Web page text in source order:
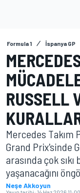
Formula 1 İspanya GP
RUSSELL
Mercedes Takım
Grand Prix'sinde
arasında çok
yaşanacağını
Neşe Akkoyun